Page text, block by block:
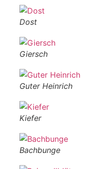
Dost
Giersch
Guter Heinrich
Kiefer
Bachbunge